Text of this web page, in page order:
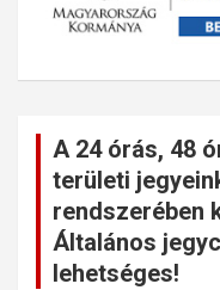
A 24 órás, 48
területi
rendszerében
Általános
lehetséges!